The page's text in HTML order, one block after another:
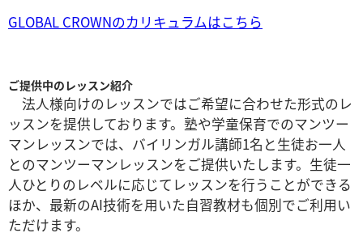
GLOBAL CROWNのカリキュラムはこちら
ご提供中のレッスン紹介
法人様向けのレッスンではご希望に合わせた形式のレ
ッスンを提供しております。塾や学童保育でのマンツー
マンレッスンでは、バイリンガル講師1名と生徒お一人
とのマンツーマンレッスンをご提供いたします。生徒一
人ひとりのレベルに応じてレッスンを行うことができる
ほか、最新のAI技術を用いた自習教材も個別でご利用い
ただけます。